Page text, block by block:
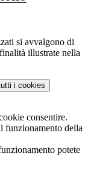
si avvalgono di
illustrate nella
i cookies
consentire.
funzionamento della
potete